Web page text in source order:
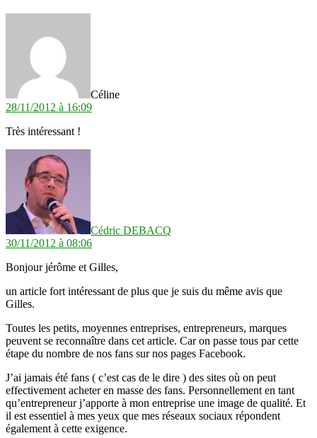
Céline
28/11/2012 à 16:09
Très intéressant !
Cédric DEBACQ
30/11/2012 à 08:06
Bonjour jérôme et Gilles,
un article fort intéressant de plus que je suis du même avis que
Gilles.
Toutes les petits, moyennes entreprises, entrepreneurs, marques
peuvent se reconnaître dans cet article. Car on passe tous par cette
étape du nombre de nos fans sur nos pages Facebook.
J’ai jamais été fans ( c’est cas de le dire ) des sites où on peut
effectivement acheter en masse des fans. Personnellement en tant
qu’entrepreneur j’apporte à mon entreprise une image de qualité. Et
il est essentiel à mes yeux que mes réseaux sociaux répondent
également à cette exigence.